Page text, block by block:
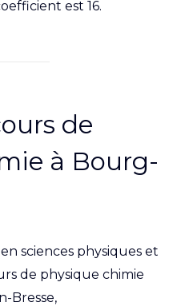
est 16.
de
à Bourg-
sciences physiques et
de physique chimie
Bresse,